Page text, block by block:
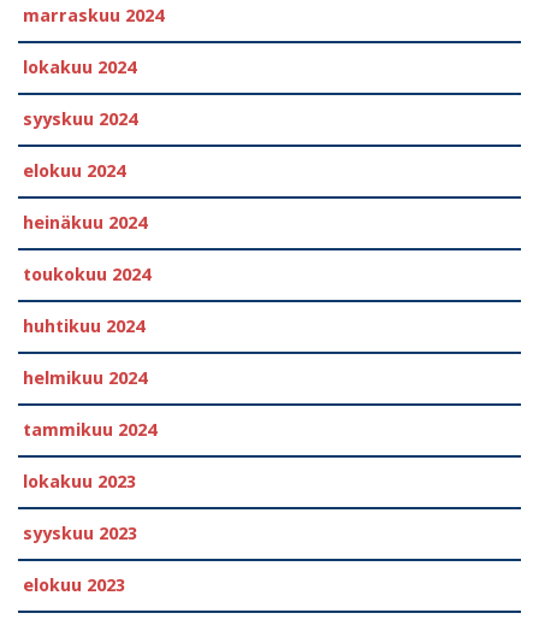
marraskuu 2024
lokakuu 2024
syyskuu 2024
elokuu 2024
heinäkuu 2024
toukokuu 2024
huhtikuu 2024
helmikuu 2024
tammikuu 2024
lokakuu 2023
syyskuu 2023
elokuu 2023